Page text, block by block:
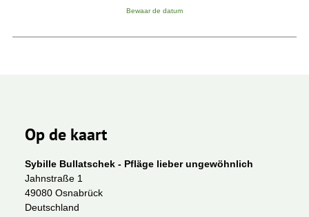
Bewaar de datum
Op de kaart
Sybille Bullatschek - Pfläge lieber ungewöhnlich
Jahnstraße 1
49080 Osnabrück
Deutschland